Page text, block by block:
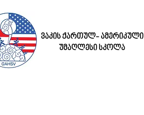
ვაკის ქართულ- ამერიკული
უმაღლესი სკოლა